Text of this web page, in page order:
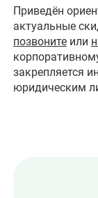
Приведён
актуальные
позвоните или
закрепляется
юридическим